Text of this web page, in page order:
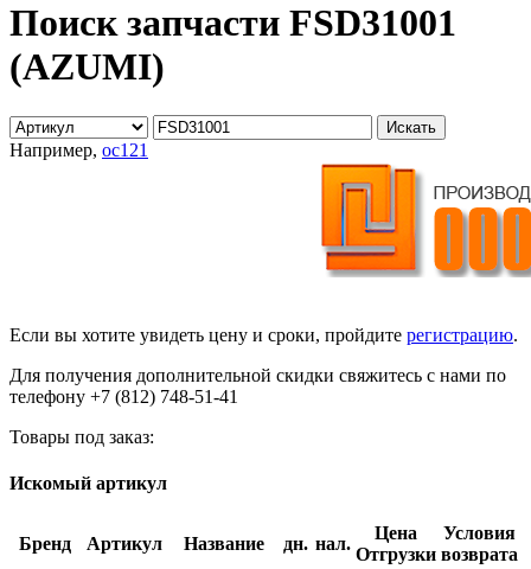
Поиск запчасти FSD31001
(AZUMI)
Например, oc121
Если вы хотите увидеть цену и сроки, пройдите регистрацию.
Для получения дополнительной скидки свяжитесь с нами по
телефону +7 (812) 748-51-41
Товары под заказ:
Искомый артикул
Бренд Артикул Название дн. нал.
Цена
Отгрузки
Условия
возврата